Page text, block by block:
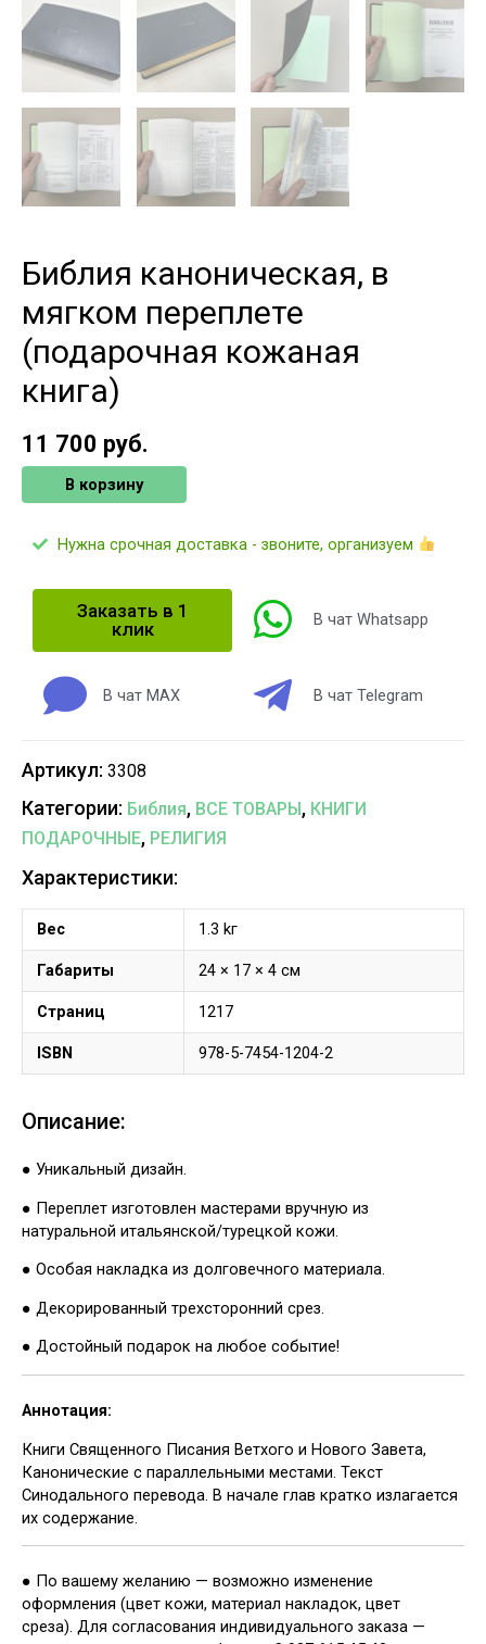
Библия каноническая, в
мягком переплете
(подарочная кожаная
книга)
11 700 руб.
В корзину
Нужна срочная доставка - звоните, организуем
Заказать в 1
клик
В чат Whatsapp
В чат MAX В чат Telegram
Артикул: 3308
Категории: Библия, ВСЕ ТОВАРЫ, КНИГИ
ПОДАРОЧНЫЕ, РЕЛИГИЯ
Характеристики:
Вес 1.3 kг
Габариты 24 × 17 × 4 см
Страниц 1217
ISBN 978-5-7454-1204-2
Описание:
● Уникальный дизайн.
● Переплет изготовлен мастерами вручную из
натуральной итальянской/турецкой кожи.
● Особая накладка из долговечного материала.
● Декорированный трехсторонний срез.
● Достойный подарок на любое событие!
Аннотация:
Книги Священного Писания Ветхого и Нового Завета,
Канонические с параллельными местами. Текст
Синодального перевода. В начале глав кратко излагается
их содержание.
● По вашему желанию — возможно изменение
оформления (цвет кожи, материал накладок, цвет
среза). Для согласования индивидуального заказа —